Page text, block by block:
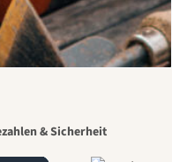
& Sicherheit